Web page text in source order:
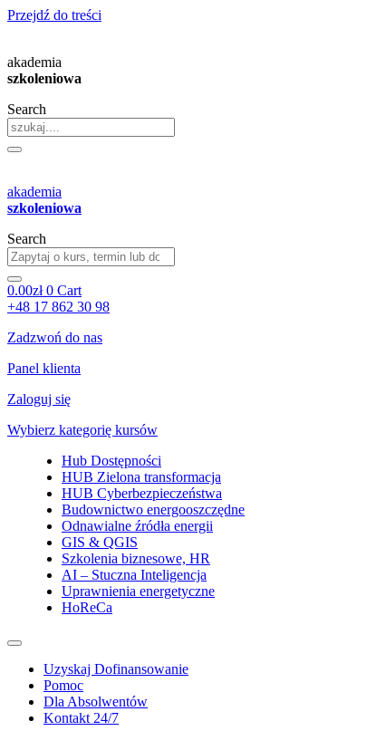
Przejdź do treści
akademia
szkoleniowa
Search
akademia
szkoleniowa
Search
0.00zł 0 Cart
+48 17 862 30 98
Zadzwoń do nas
Panel klienta
Zaloguj się
Wybierz kategorię kursów
Hub Dostępności
HUB Zielona transformacja
HUB Cyberbezpieczeństwa
Budownictwo energooszczędne
Odnawialne źródła energii
GIS & QGIS
Szkolenia biznesowe, HR
AI – Stuczna Inteligencja
Uprawnienia energetyczne
HoReCa
Uzyskaj Dofinansowanie
Pomoc
Dla Absolwentów
Kontakt 24/7